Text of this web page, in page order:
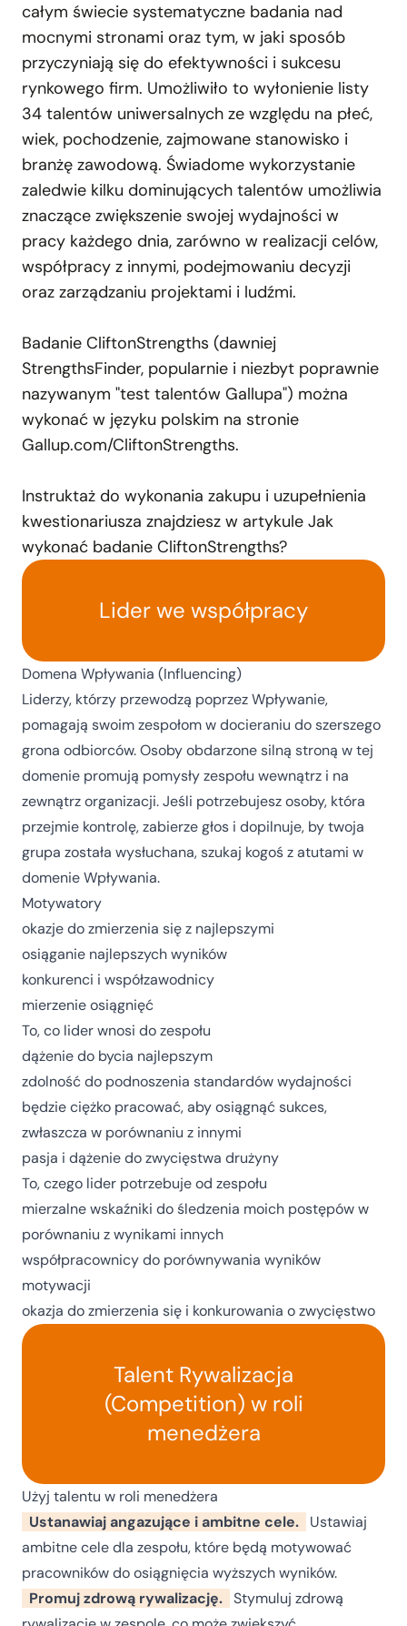
całym świecie systematyczne badania nad
mocnymi stronami oraz tym, w jaki sposób
przyczyniają się do efektywności i sukcesu
rynkowego firm. Umożliwiło to wyłonienie listy
34 talentów uniwersalnych ze względu na płeć,
wiek, pochodzenie, zajmowane stanowisko i
branżę zawodową. Świadome wykorzystanie
zaledwie kilku dominujących talentów umożliwia
znaczące zwiększenie swojej wydajności w
pracy każdego dnia, zarówno w realizacji celów,
współpracy z innymi, podejmowaniu decyzji
oraz zarządzaniu projektami i ludźmi.
Badanie CliftonStrengths (dawniej
StrengthsFinder, popularnie i niezbyt poprawnie
nazywanym "test talentów Gallupa") można
wykonać w języku polskim na stronie
Gallup.com/CliftonStrengths.
Instruktaż do wykonania zakupu i uzupełnienia
kwestionariusza znajdziesz w artykule Jak
wykonać badanie CliftonStrengths?
Lider we współpracy
Domena Wpływania (Influencing)
Liderzy, którzy przewodzą poprzez Wpływanie,
pomagają swoim zespołom w docieraniu do szerszego
grona odbiorców. Osoby obdarzone silną stroną w tej
domenie promują pomysły zespołu wewnątrz i na
zewnątrz organizacji. Jeśli potrzebujesz osoby, która
przejmie kontrolę, zabierze głos i dopilnuje, by twoja
grupa została wysłuchana, szukaj kogoś z atutami w
domenie Wpływania.
Motywatory
okazje do zmierzenia się z najlepszymi
osiąganie najlepszych wyników
konkurenci i współzawodnicy
mierzenie osiągnięć
To, co lider wnosi do zespołu
dążenie do bycia najlepszym
zdolność do podnoszenia standardów wydajności
będzie ciężko pracować, aby osiągnąć sukces,
zwłaszcza w porównaniu z innymi
pasja i dążenie do zwycięstwa drużyny
To, czego lider potrzebuje od zespołu
mierzalne wskaźniki do śledzenia moich postępów w
porównaniu z wynikami innych
współpracownicy do porównywania wyników
motywacji
okazja do zmierzenia się i konkurowania o zwycięstwo
Talent Rywalizacja
(Competition) w roli
menedżera
Użyj talentu w roli menedżera
Ustanawiaj angazujące i ambitne cele.
Ustawiaj
ambitne cele dla zespołu, które będą motywować
pracowników do osiągnięcia wyższych wyników.
Promuj zdrową rywalizację. Stymuluj zdrową